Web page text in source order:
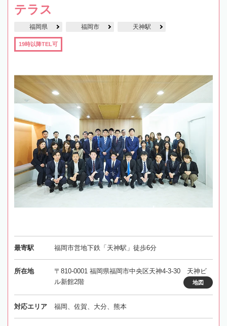
テラス
福岡県 福岡市 天神駅
19時以降TEL可
最寄駅 福岡市営地下鉄「天神駅」徒歩6分
所在地
〒810-0001 福岡県福岡市中央区天神4-3-30 天神ビ
ル新館2階
地図
対応エリア 福岡、佐賀、大分、熊本